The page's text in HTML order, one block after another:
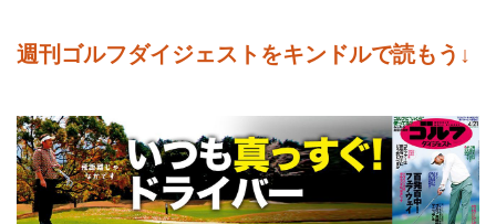
週刊ゴルフダイジェストをキンドルで読もう↓